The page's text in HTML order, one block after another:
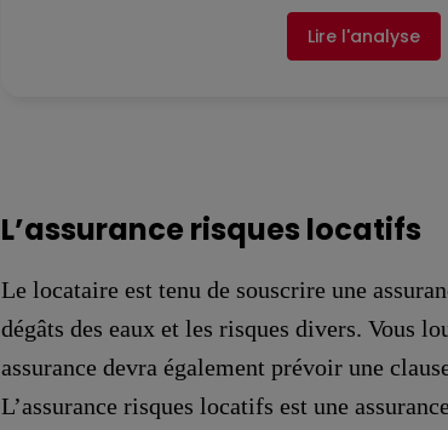
Lire l'analyse
L’assurance risques locatifs
Le locataire est tenu de souscrire une
dégâts des eaux et les risques divers. Vous
assurance devra également prévoir une
L’assurance risques locatifs est une